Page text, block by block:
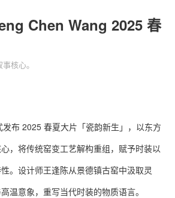
科 技
Chen Wang 2025 春
核心。
布 2025 春夏大片「瓷韵新生」，以东方
，将传统窑变工艺解构重组，赋予时装以
。设计师王逢陈从景德镇古窑中汲取灵
温意象，重写当代时装的物质语言。